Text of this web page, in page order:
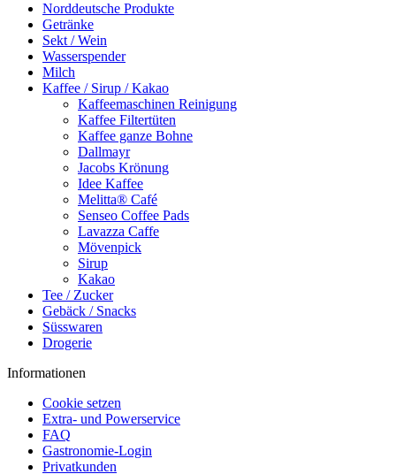
Norddeutsche Produkte
Getränke
Sekt / Wein
Wasserspender
Milch
Kaffee / Sirup / Kakao
Kaffeemaschinen Reinigung
Kaffee Filtertüten
Kaffee ganze Bohne
Dallmayr
Jacobs Krönung
Idee Kaffee
Melitta® Café
Senseo Coffee Pads
Lavazza Caffe
Mövenpick
Sirup
Kakao
Tee / Zucker
Gebäck / Snacks
Süsswaren
Drogerie
Informationen
Cookie setzen
Extra- und Powerservice
FAQ
Gastronomie-Login
Privatkunden